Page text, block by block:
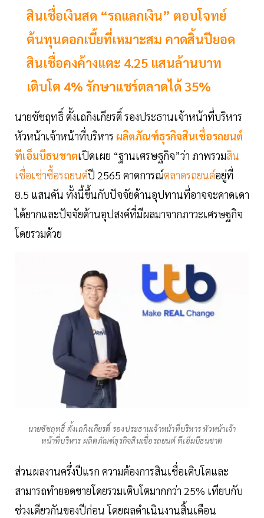
สินเชื่อเงินสด “รถแลกเงิน” ตอบโจทย์
ต้นทุนดอกเบี้ยที่เหมาะสม คาดสิ้นปียอด
สินเชื่อคงค้างแตะ 4.25 แสนล้านบาท
เติบโต 4% รักษาแชร์ตลาดได้ 35%
นายชัชฤทธิ์ ตั้งเถกิงเกียรติ์ รองประธานเจ้าหน้าที่บริหาร
หัวหน้าเจ้าหน้าที่บริหาร ผลิตภัณฑ์ธุรกิจสินเชื่อรถยนต์
ทีเอ็มบีธนชาตเปิดเผย “ฐานเศรษฐกิจ”ว่า ภาพรวมสิน
เชื่อเช่าซื้อรถยนต์ปี 2565 คาดการณ์ตลาดรถยนต์อยู่ที่
8.5 แสนคัน ทั้งนี้ขึ้นกับปัจจัยด้านอุปทานที่อาจจะคาดเดา
ได้ยากและปัจจัยด้านอุปสงค์ที่มีผลมาจากภาวะเศรษฐกิจ
โดยรวมด้วย
นายชัชฤทธิ์ ตั้งเถกิงเกียรติ์ รองประธานเจ้าหน้าที่บริหาร หัวหน้าเจ้า
หน้าที่บริหาร ผลิตภัณฑ์ธุรกิจสินเชื่อรถยนต์ ทีเอ็มบีธนชาต
ส่วนผลงานครึ่งปีแรก ความต้องการสินเชื่อเติบโตและ
สามารถทำยอดขายโดยรวมเติบโตมากกว่า 25% เทียบกับ
ช่วงเดียวกันของปีก่อน โดยผลดำเนินงานสิ้นเดือน